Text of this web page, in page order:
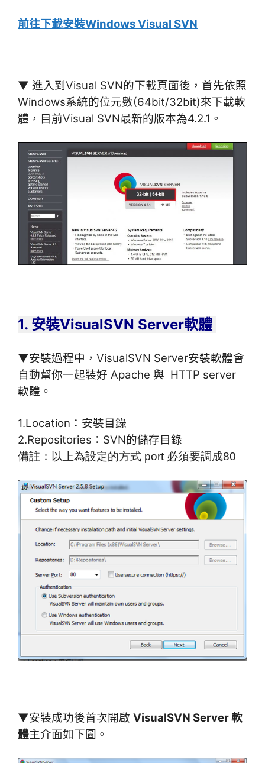
前往下載安裝Windows Visual SVN
▼ 進入到Visual SVN的下載頁面後，首先依照
Windows系統的位元數(64bit/32bit)來下載軟
體，目前Visual SVN最新的版本為4.2.1。
1. 安裝VisualSVN Server軟體
▼安裝過程中，VisualSVN Server安裝軟體會
自動幫你一起裝好 Apache 與 HTTP server
軟體。
1.Location：安裝目錄
2.Repositories：SVN的儲存目錄
備註：以上為設定的方式 port 必須要調成80
▼安裝成功後首次開啟 VisualSVN Server 軟
體主介面如下圖。